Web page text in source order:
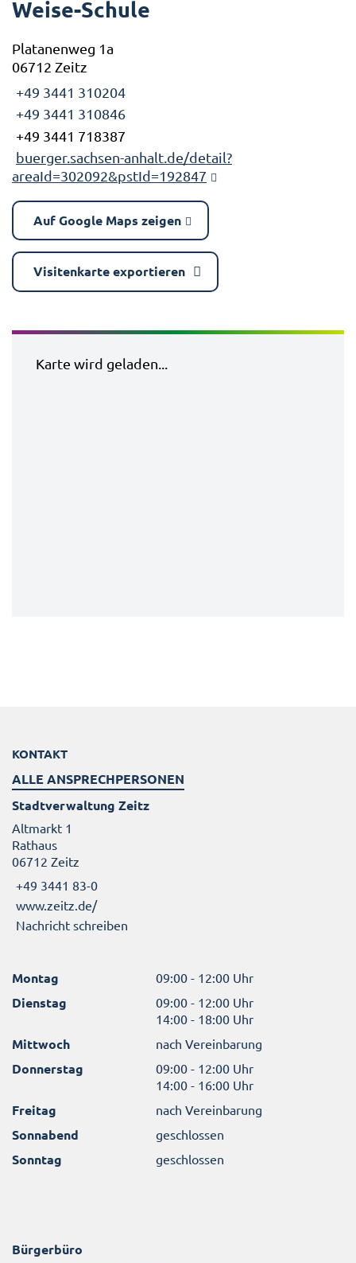
Weise-Schule
Platanenweg 1a
06712 Zeitz
+49 3441 310204
+49 3441 310846
+49 3441 718387
buerger.sachsen-anhalt.de/detail?
areaId=302092&pstId=192847
Auf Google Maps zeigen
Visitenkarte exportieren
Karte wird geladen...
KONTAKT
ALLE ANSPRECHPERSONEN
Stadtverwaltung Zeitz
Altmarkt 1
Rathaus
06712 Zeitz
+49 3441 83-0
www.zeitz.de/
Nachricht schreiben
Montag 09:00 - 12:00 Uhr
Dienstag
09:00 - 12:00 Uhr
14:00 - 18:00 Uhr
Mittwoch nach Vereinbarung
Donnerstag
09:00 - 12:00 Uhr
14:00 - 16:00 Uhr
Freitag nach Vereinbarung
Sonnabend geschlossen
Sonntag geschlossen
Bürgerbüro